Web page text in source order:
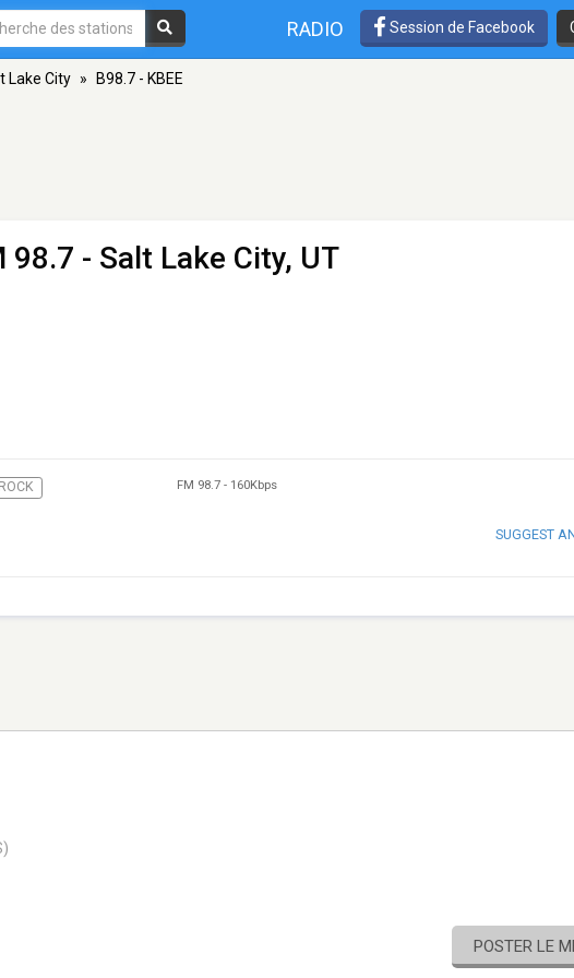
RADIO Session de Facebook
Lake City » B98.7 - KBEE
98.7 - Salt Lake City, UT
ROCK FM 98.7 - 160Kbps
SUGGEST
POSTER LE